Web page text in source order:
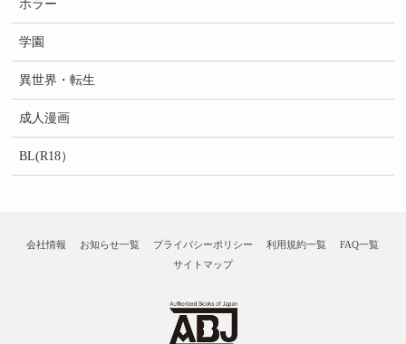
ホラー
学園
異世界・転生
成人漫画
BL(R18）
会社情報 お知らせ一覧 プライバシーポリシー 利用規約一覧
FAQ一覧
サイトマップ